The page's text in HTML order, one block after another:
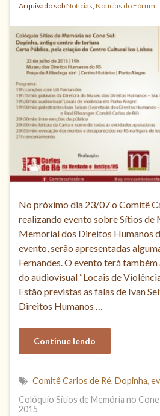
Arquivado sobNotícias Notícias do Fórum
No próximo dia 23/07 o Comitê
realizando evento sobre Sítios de
Memorial dos Direitos Humanos
evento, serão apresentadas
Fernandes. O evento terá
do audiovisual “Locais de
Estão previstas as falas de Ivan
Direitos Humanos …
Continue lendo
Comitê Carlos de Ré, Dopinha,
Colóquio Sítios de Memória no Cone
2015